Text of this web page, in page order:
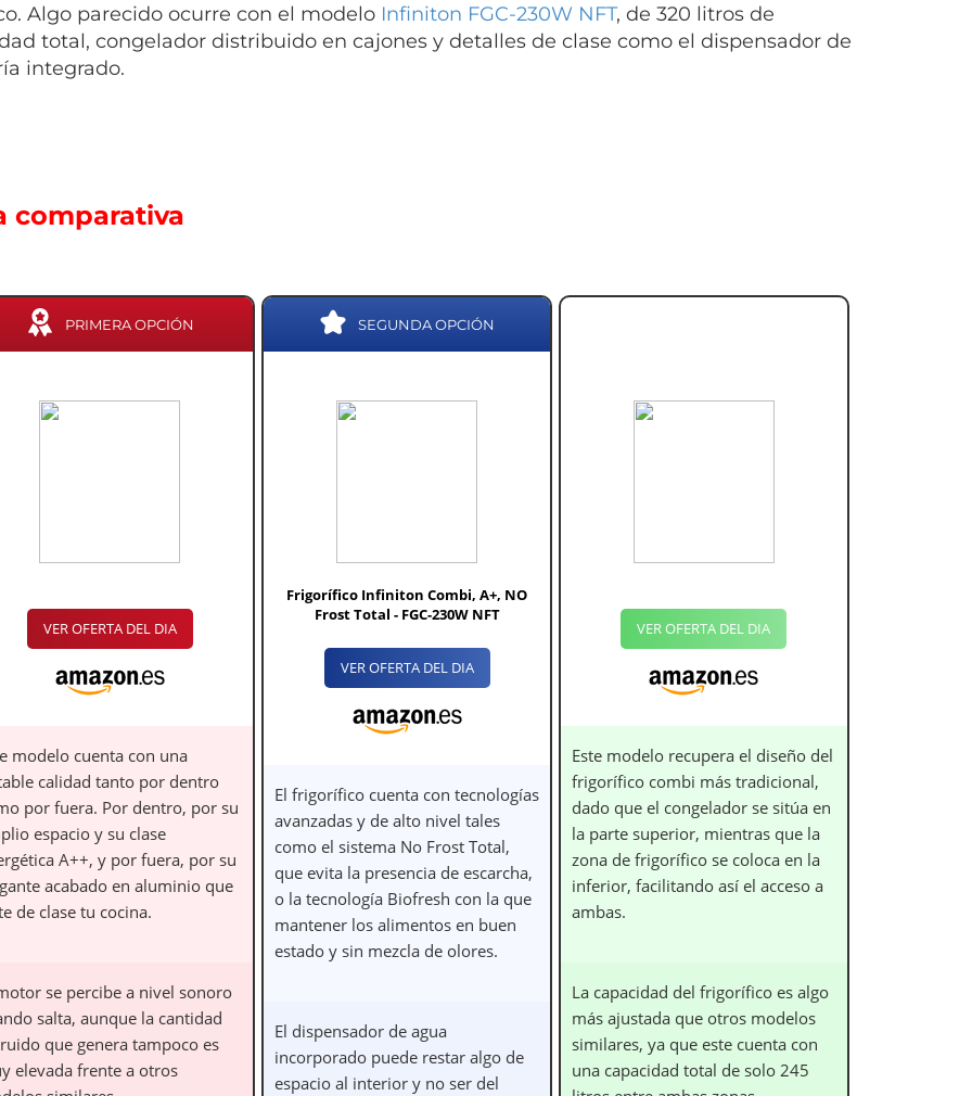
Algo parecido ocurre con el modelo Infiniton FGC-230W NFT, de 320 litros de
total, congelador distribuido en cajones y detalles de clase como el dispensador de
integrado.
comparativa
PRIMERA OPCIÓN
VER OFERTA DEL DIA
modelo cuenta con una
calidad tanto por dentro
por fuera. Por dentro, por su
espacio y su clase
A++, y por fuera, por su
acabado en aluminio que
de clase tu cocina.
se percibe a nivel sonoro
salta, aunque la cantidad
que genera tampoco es
elevada frente a otros
SEGUNDA OPCIÓN
Frigorífico Infiniton Combi, A+, NO
Frost Total - FGC-230W NFT
VER OFERTA DEL DIA
El frigorífico cuenta con tecnologías
avanzadas y de alto nivel tales
como el sistema No Frost Total,
que evita la presencia de escarcha,
o la tecnología Biofresh con la que
mantener los alimentos en buen
estado y sin mezcla de olores.
El dispensador de agua
incorporado puede restar algo de
espacio al interior y no ser del
VER OFERTA DEL DIA
Este modelo recupera el diseño del
frigorífico combi más tradicional,
dado que el congelador se sitúa en
la parte superior, mientras que la
zona de frigorífico se coloca en la
inferior, facilitando así el acceso a
ambas.
La capacidad del frigorífico es algo
más ajustada que otros modelos
similares, ya que este cuenta con
una capacidad total de solo 245